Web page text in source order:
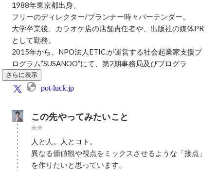
1988年東京都出身。
フリーのディレクター/プランナー時々バーテンダー。
大学卒業後、カラオケ店の店舗責任者や、出版社の媒体PR
として勤務。
2015年から、NPO法人ETIC.が運営する社会起業家支援プ
ログラム”SUSANOO”にて、第2期事務局及びプログラ
さらに表示
pot-luck.jp
この先やってみたいこと
未来
人と人。人とコト。
異なる価値観や視点をミックスさせるような「接点」
を作りたいと思っています。